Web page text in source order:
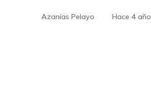
Azanías Pelayo Hace 4